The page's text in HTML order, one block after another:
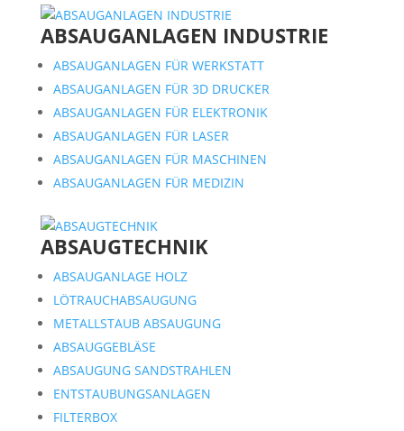
ABSAUGANLAGEN INDUSTRIE
ABSAUGANLAGEN FÜR WERKSTATT
ABSAUGANLAGEN FÜR 3D DRUCKER
ABSAUGANLAGEN FÜR ELEKTRONIK
ABSAUGANLAGEN FÜR LASER
ABSAUGANLAGEN FÜR MASCHINEN
ABSAUGANLAGEN FÜR MEDIZIN
ABSAUGTECHNIK
ABSAUGANLAGE HOLZ
LÖTRAUCHABSAUGUNG
METALLSTAUB ABSAUGUNG
ABSAUGGEBLÄSE
ABSAUGUNG SANDSTRAHLEN
ENTSTAUBUNGSANLAGEN
FILTERBOX